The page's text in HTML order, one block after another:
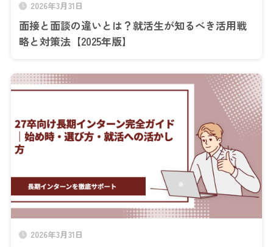
2026年3月31日
面接と面談の違いとは？就活生が知るべき活用戦
略と対策法【2025年版】
2026年3月31日